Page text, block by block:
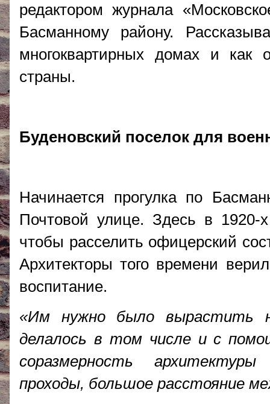
редактором журнала
Басманному району.
многоквартирных домах и как
страны.
Буденовский поселок для
Начинается прогулка по
Почтовой улице. Здесь в 1920-
чтобы расселить офицерский
Архитекторы того времени
воспитание.
«Им нужно было вырастить
делалось в том числе и с
соразмерность
проходы, большое расстояние